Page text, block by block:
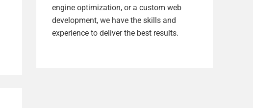
engine optimization, or a custom web
development, we have the skills and
experience to deliver the best results.